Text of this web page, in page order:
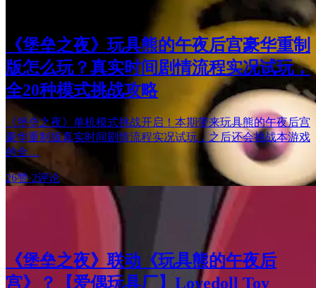
《堡垒之夜》玩具熊的午夜后宫豪华重制
版怎么玩？真实时间剧情流程实况试玩，
全20种模式挑战攻略
《堡垒之夜》单机模式挑战开启！本期带来玩具熊的午夜后宫
豪华重制版真实时间剧情流程实况试玩，之后还会挑战本游戏
的全…
26赞·2评论
《堡垒之夜》联动《玩具熊的午夜后
宫》？【爱偶玩具厂】Lovedoll Toy